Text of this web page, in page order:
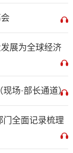
展为全球经济
场·部长通道）
门全面记录梳理